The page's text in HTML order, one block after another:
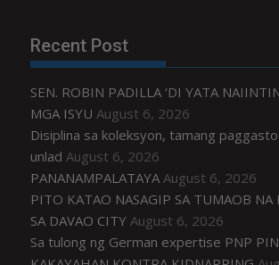
Recent Post
SEN. ROBIN PADILLA ‘DI YATA
MGA ISYU August 6, 2026
Disiplina sa koleksyon, tamang
unlad August 6, 2026
PANANAMPALATAYA August 6, 2026
PITO KATAO NASAGIP SA TUMAOB NA
SA DAVAO CITY August 6, 2026
Sa tulong ng German expertise PNP